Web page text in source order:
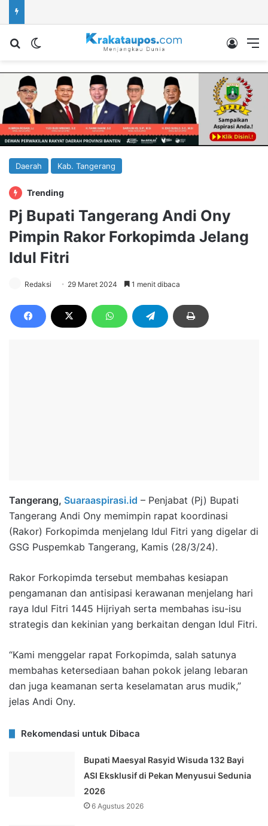
Cari berita...Switch skin Log In
Daerah Kab. Tangerang
Trending
Pj Bupati Tangerang Andi Ony
Pimpin Rakor Forkopimda Jelang
Idul Fitri
Redaksi 29 Maret 2024 1 menit dibaca
Tangerang, Suaraaspirasi.id – Penjabat (Pj) Bupati
Tangerang Andi Ony memimpin rapat koordinasi
(Rakor) Forkopimda menjelang Idul Fitri yang digelar di
GSG Puspemkab Tangerang, Kamis (28/3/24).
Rakor Forkopimda tersebut membahas kesiapan
pengamanan dan antisipasi kerawanan menjelang hari
raya Idul Fitri 1445 Hijriyah serta membahas isu-isu
strategis dan kekinian yang berkaitan dengan Idul Fitri.
“Kami menggelar rapat Forkopimda, salah satunya
membahas ketersediaan bahan pokok jelang lebaran
dan juga keamanan serta keselamatan arus mudik,”
jelas Andi Ony.
Rekomendasi untuk Dibaca
Bupati Maesyal Rasyid Wisuda 132 Bayi
ASI Eksklusif di Pekan Menyusui Sedunia
2026
6 Agustus 2026